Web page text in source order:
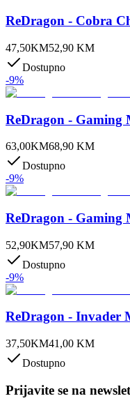
ReDragon - Cobra
47,50KM52,90 KM
Dostupno
-9%
ReDragon - Gaming
63,00KM68,90 KM
Dostupno
-9%
ReDragon - Gaming
52,90KM57,90 KM
Dostupno
-9%
ReDragon - Invader
37,50KM41,00 KM
Dostupno
Prijavite se na